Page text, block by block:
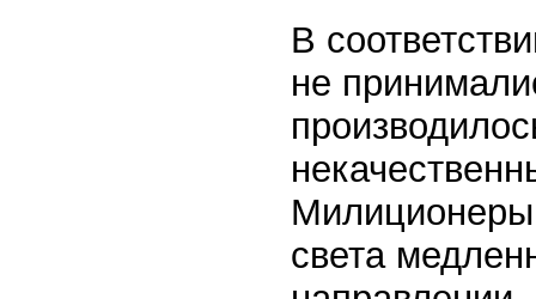
В
не
Милиционеры
света